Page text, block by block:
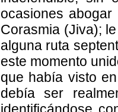
ocasiones
Corasmia (Jiva);
alguna ruta
este momento
que había visto en
debía ser